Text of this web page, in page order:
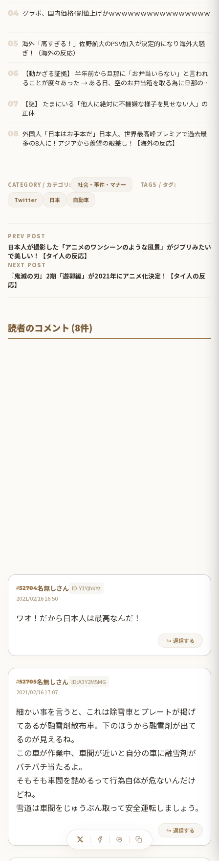
04 グラボ、国内価格4割値上げかｗｗｗｗｗｗｗｗｗｗｗｗｗｗｗｗ
05 海外「高すぎる！」佐野航大のPSV加入が決定的になり海外大騒
ぎ！（海外の反応）
06
【動かざる証拠】 半年前から旦那に「お弁当いらない」と言われ
ることが度々あった → ある日、空のお弁当箱を取る為に旦那の鞄
07
【謎】 たまにいる「他人に絶対に不機嫌な様子を見せない人」の
正体
08 外国人「日本はお手本だ」日本人、世界最高峰プレミアで過去最
多の8人に！アジアから羨望の眼差し！【海外の反応】
CATEGORY / カテゴリ: 社会・事件・マナー
TAGS / タグ:
Twitter
日本 自動車
PREV POST
日本人が撮影した「アニメのワンシーンのような風景」がジブリみたい
で美しい！【タイ人の反応】
NEXT POST
『鬼滅の刃』2期「遊郭編」が2021年にアニメ化決定！【タイ人の反
応】
読者のコメント (8件)
#52704名無しさん ID:Y1YjhkYz
2021/02/16 16:50
ワオ！だから日本人は最高なんだ！
↳ 返信する
#52705名無しさん ID:A3Y2M5MG
2021/02/16 17:07
細かい事を言うと、これは除雪車とプレートが掲げ
てあるが融雪剤散布車。下のほうから融雪剤が出て
るのが見えるね。
この車が作業中、車間が近いと自分の車に融雪剤が
バチバチ当たるよ。
そもそも車間を詰めるって行為自体が危ないんだけ
どね。
雪道は車間をじゅうぶん取って安全運転しましょう。
↳ 返信する